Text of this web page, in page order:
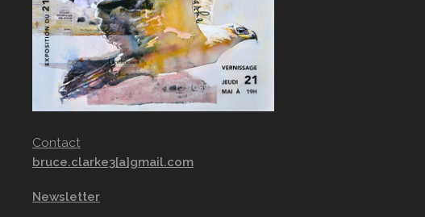
Contact
bruce.clarke3[a]gmail.com
Newsletter